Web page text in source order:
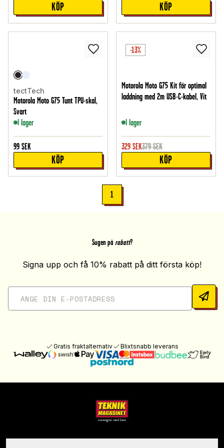
KÖP KÖP
tectTech
Motorola Moto G75 Tunt TPU-skal,
Svart
I lager
99 SEK
KÖP
-13%
Motorola Moto G75 Kit för optimal
laddning med 2m USB-C-kabel, Vit
I lager
329 SEK379 SEK
KÖP
1
Sugen på rabatt?
Signa upp och få 10% rabatt på ditt första köp!
Gratis fraktalternativ Blixtsnabb leverans